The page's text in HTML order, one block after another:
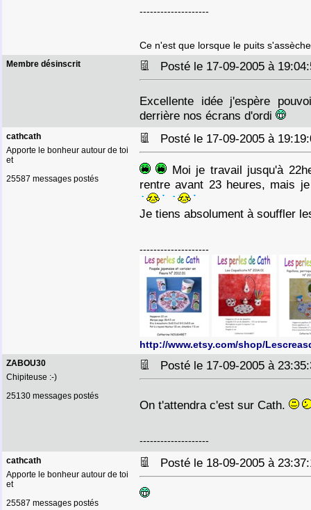
--------------------
Ce n'est que lorsque le puits
Membre désinscrit Posté le 17-09-2005 à
Excellente idée j'espère
derrière nos écrans d'ordi
cathcath
Apporte le bonheur autour de toi
et
25587 messages postés
Posté le 17-09-2005 à
Moi je travail jusqu'à
rentre avant 23 heures, mais
Je tiens absolument à souffler
--------------------
http://www.etsy.com/shop/
ZABOU30
Chipiteuse :-)
25130 messages postés
Posté le 17-09-2005 à
On t'attendra c'est sur Cath.
--------------------
cathcath
Apporte le bonheur autour de toi
et
25587 messages postés
Posté le 18-09-2005 à